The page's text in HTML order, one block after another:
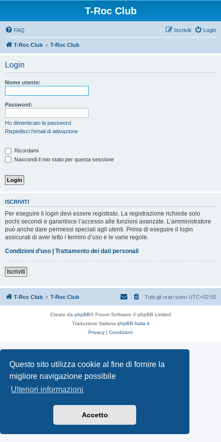
Questo sito utilizza cookie al fine di fornire la
migliore navigazione possibile
Ulteriori informazioni
Accetto
T-Roc Club
FAQ Login
Iscriviti
T-Roc Club T-Roc Club
Login
Nome utente:
Password:
Ho dimenticato la password
Rispedisci l’email di attivazione
Ricordami
Nascondi il mio stato per questa sessione
ISCRIVITI
Per eseguire il login devi essere registrato. La registrazione richiede solo
pochi secondi e garantisce l’accesso alle funzioni avanzate. L’amministratore
può anche dare permessi speciali agli utenti. Prima di eseguire il login
assicurati di aver letto i termini d’uso e le varie regole.
Condizioni d’uso | Trattamento dei dati personali
Iscriviti
T-Roc Club T-Roc Club Tutti gli orari sono UTC+02:00
Creato da phpBB® Forum Software © phpBB Limited
Traduzione Italiana phpBB-Italia.it
Privacy | Condizioni